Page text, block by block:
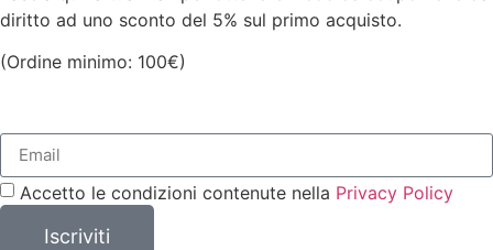
diritto ad uno sconto del 5% sul primo acquisto.
(Ordine minimo: 100€)
Accetto le condizioni contenute nella Privacy Policy
Iscriviti